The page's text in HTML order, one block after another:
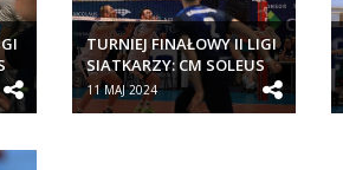
TURNIEJ FINAŁOWY II LIGI
SIATKARZY: CM SOLEUS
KLUB SPORTOWY...
11 MAJ 2024